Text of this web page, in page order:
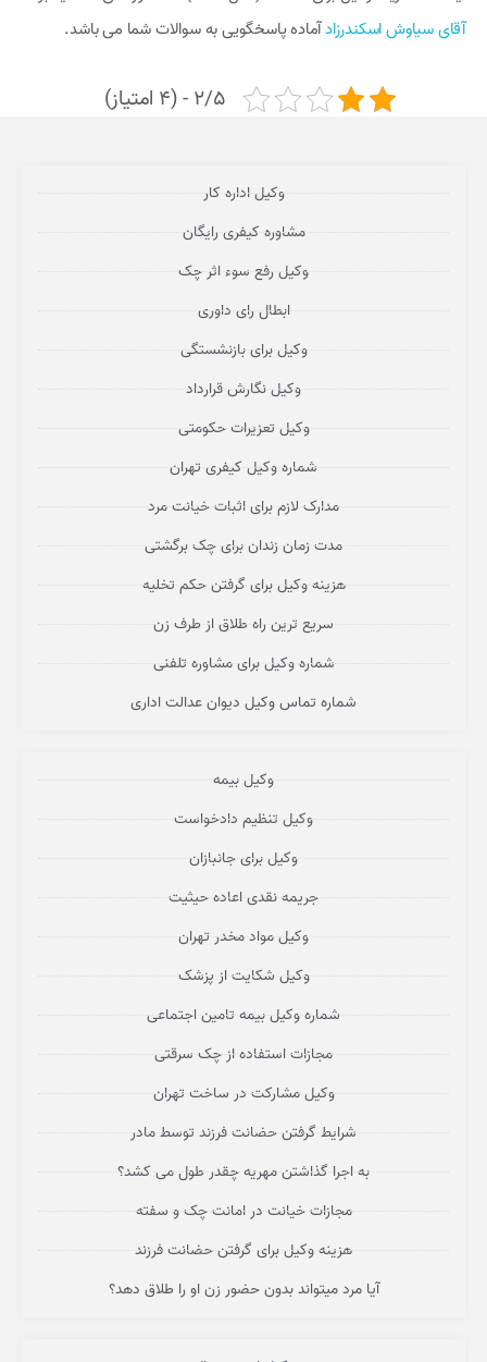
آقای سیاوش اسکندرزادآماده پاسخگویی به سوالات شما می باشد.
2/5 - (4 امتیاز)
وکیل اداره کار
مشاوره کیفری رایگان
وکیل رفع سوء اثر چک
ابطال رای داوری
وکیل برای بازنشستگی
وکیل نگارش قرارداد
وکیل تعزیرات حکومتی
شماره وکیل کیفری تهران
مدارک لازم برای اثبات خیانت مرد
مدت زمان زندان برای چک برگشتی
هزینه وکیل برای گرفتن حکم تخلیه
سریع ترین راه طلاق از طرف زن
شماره وکیل برای مشاوره تلفنی
شماره تماس وکیل دیوان عدالت اداری
وکیل بیمه
وکیل تنظیم دادخواست
وکیل برای جانبازان
جریمه نقدی اعاده حیثیت
وکیل مواد مخدر تهران
وکیل شکایت از پزشک
شماره وکیل بیمه تامین اجتماعی
مجازات استفاده از چک سرقتی
وکیل مشارکت در ساخت تهران
شرایط گرفتن حضانت فرزند توسط مادر
به اجرا گذاشتن مهریه چقدر طول می کشد؟
مجازات خیانت در امانت چک و سفته
هزینه وکیل برای گرفتن حضانت فرزند
آیا مرد میتواند بدون حضور زن او را طلاق دهد؟